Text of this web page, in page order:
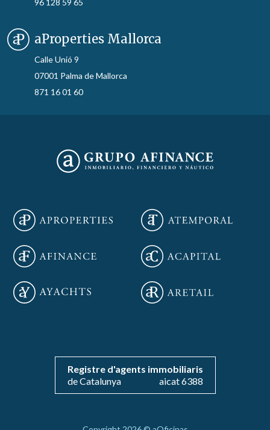
aProperties Mallorca
Calle Unió 9
07001 Palma de Mallorca
871 16 01 60
Registre d'agents immobiliaris
de Catalunya
aicat 6388